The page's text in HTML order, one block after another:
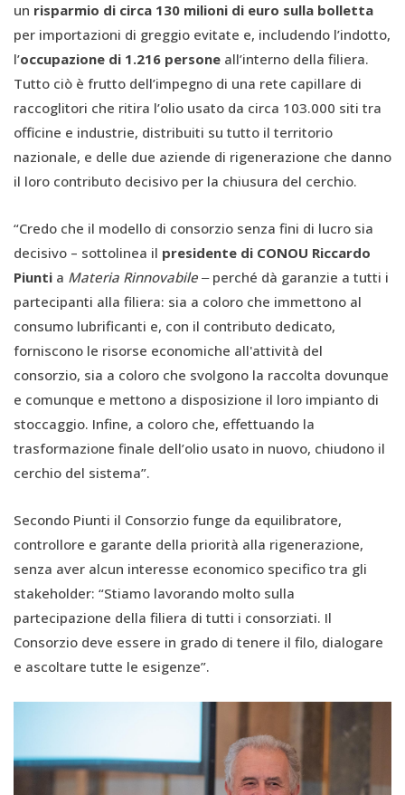
un risparmio di circa 130 milioni di euro sulla bolletta
per importazioni di greggio evitate e, includendo l’indotto,
l’occupazione di 1.216 persone all’interno della filiera.
Tutto ciò è frutto dell’impegno di una rete capillare di
raccoglitori che ritira l’olio usato da circa 103.000 siti tra
officine e industrie, distribuiti su tutto il territorio
nazionale, e delle due aziende di rigenerazione che danno
il loro contributo decisivo per la chiusura del cerchio.
“Credo che il modello di consorzio senza fini di lucro sia
decisivo – sottolinea il presidente di CONOU Riccardo
Piunti a Materia Rinnovabile ‒ perché dà garanzie a tutti i
partecipanti alla filiera: sia a coloro che immettono al
consumo lubrificanti e, con il contributo dedicato,
forniscono le risorse economiche all'attività del
consorzio, sia a coloro che svolgono la raccolta dovunque
e comunque e mettono a disposizione il loro impianto di
stoccaggio. Infine, a coloro che, effettuando la
trasformazione finale dell’olio usato in nuovo, chiudono il
cerchio del sistema”.
Secondo Piunti il Consorzio funge da equilibratore,
controllore e garante della priorità alla rigenerazione,
senza aver alcun interesse economico specifico tra gli
stakeholder: “Stiamo lavorando molto sulla
partecipazione della filiera di tutti i consorziati. Il
Consorzio deve essere in grado di tenere il filo, dialogare
e ascoltare tutte le esigenze”.